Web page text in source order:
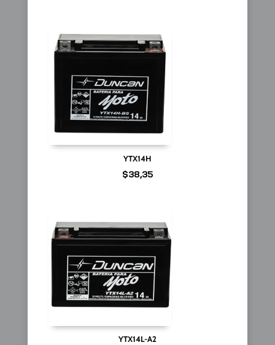
YTX14H
$38,35
YTX14L-A2